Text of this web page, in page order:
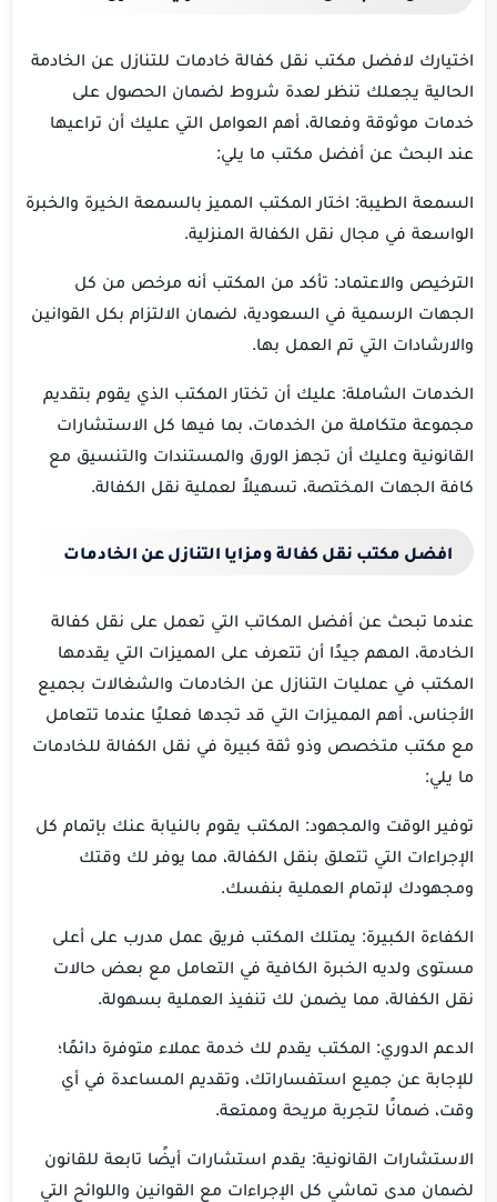
اختيارك لافضل مكتب نقل كفالة خادمات للتنازل عن الخادمة
الحالية يجعلك تنظر لعدة شروط لضمان الحصول على
خدمات موثوقة وفعالة، أهم العوامل التي عليك أن تراعيها
عند البحث عن أفضل مكتب ما يلي:
السمعة الطيبة: اختار المكتب المميز بالسمعة الخيرة والخبرة
الواسعة في مجال نقل الكفالة المنزلية.
الترخيص والاعتماد: تأكد من المكتب أنه مرخص من كل
الجهات الرسمية في السعودية، لضمان الالتزام بكل القوانين
والارشادات التي تم العمل بها.
الخدمات الشاملة: عليك أن تختار المكتب الذي يقوم بتقديم
مجموعة متكاملة من الخدمات، بما فيها كل الاستشارات
القانونية وعليك أن تجهز الورق والمستندات والتنسيق مع
كافة الجهات المختصة، تسهيلاً لعملية نقل الكفالة.
افضل مكتب نقل كفالة ومزايا التنازل عن الخادمات
عندما تبحث عن أفضل المكاتب التي تعمل على نقل كفالة
الخادمة، المهم جيدًا أن تتعرف على المميزات التي يقدمها
المكتب في عمليات التنازل عن الخادمات والشغالات بجميع
الأجناس، أهم المميزات التي قد تجدها فعليًا عندما تتعامل
مع مكتب متخصص وذو ثقة كبيرة في نقل الكفالة للخادمات
ما يلي:
توفير الوقت والمجهود: المكتب يقوم بالنيابة عنك بإتمام كل
الإجراءات التي تتعلق بنقل الكفالة، مما يوفر لك وقتك
ومجهودك لإتمام العملية بنفسك.
الكفاءة الكبيرة: يمتلك المكتب فريق عمل مدرب على أعلى
مستوى ولديه الخبرة الكافية في التعامل مع بعض حالات
نقل الكفالة، مما يضمن لك تنفيذ العملية بسهولة.
الدعم الدوري: المكتب يقدم لك خدمة عملاء متوفرة دائمًا؛
للإجابة عن جميع استفساراتك، وتقديم المساعدة في أي
وقت، ضمانًا لتجربة مريحة وممتعة.
الاستشارات القانونية: يقدم استشارات أيضًا تابعة للقانون
لضمان مدى تماشي كل الإجراءات مع القوانين واللوائح التي